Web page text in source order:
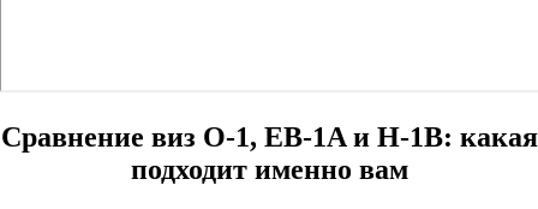
Сравнение виз O-1, EB-1A и H-1B: какая
подходит именно вам